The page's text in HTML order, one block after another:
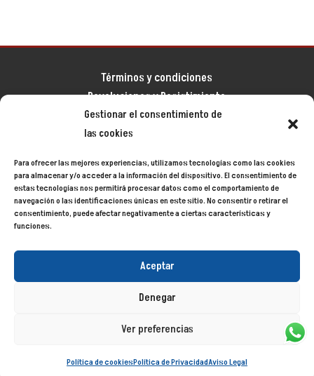
Gestionar el consentimiento de
las cookies
Para ofrecer las mejores experiencias, utilizamos tecnologías como las cookies
para almacenar y/o acceder a la información del dispositivo. El consentimiento de
estas tecnologías nos permitirá procesar datos como el comportamiento de
navegación o las identificaciones únicas en este sitio. No consentir o retirar el
consentimiento, puede afectar negativamente a ciertas características y
funciones.
Aceptar
Denegar
Ver preferencias
Política de cookiesPolítica de PrivacidadAviso Legal
Términos y condiciones
Devoluciones y Desistimiento
Aviso legal
Política de privacidad
Mapa del sitio